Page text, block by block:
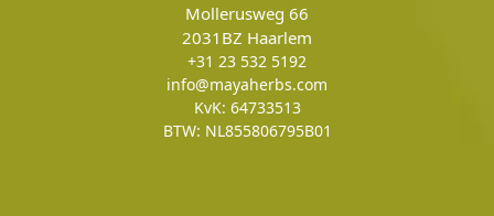
Mollerusweg 66
2031BZ Haarlem
+31 23 532 5192
info@mayaherbs.com
KvK: 64733513
BTW: NL855806795B01